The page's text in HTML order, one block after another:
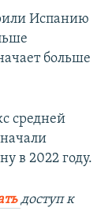
Испанию
больше
средней
в 2022 году.
доступ к